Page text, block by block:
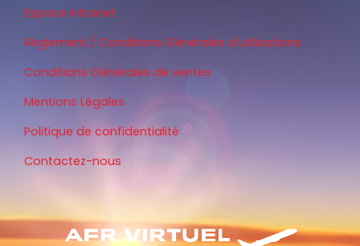
Espace Intranet
Règlement / Conditions Générales d'utilisations
Conditions Générales de ventes
Mentions Légales
Politique de confidentialité
Contactez-nous